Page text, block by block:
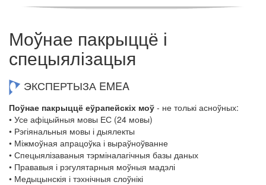
Моўнае пакрыццё і
спецыялізацыя
ЭКСПЕРТЫЗА EMEA
Поўнае пакрыццё еўрапейскіх моў - не толькі асноўных:
• Усе афіцыйныя мовы ЕС (24 мовы)
• Рэгіянальныя мовы і дыялекты
• Міжмоўная апрацоўка і выраўноўванне
• Спецыялізаваныя тэрміналагічныя базы даных
• Прававыя і рэгулятарныя моўныя мадэлі
• Медыцынскія і тэхнічныя слоўнікі